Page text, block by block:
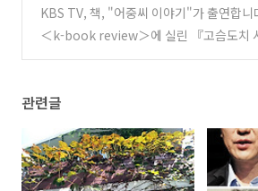
KBS TV, 책, "어중씨 이야기"가 출연합니
＜k-book review＞에 실린 『고슴도치
관련글